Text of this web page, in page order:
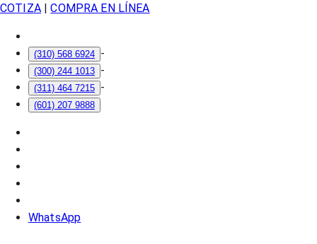
COTIZA| COMPRA EN LÍNEA
(310) 568 6924 -
(300) 244 1013 -
(311) 464 7215 -
(601) 207 9888
WhatsApp